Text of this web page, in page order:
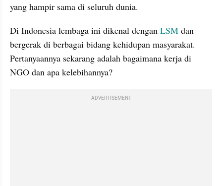
yang hampir sama di seluruh dunia.
Di Indonesia lembaga ini dikenal dengan LSM dan
bergerak di berbagai bidang kehidupan masyarakat.
Pertanyaannya sekarang adalah bagaimana kerja di
NGO dan apa kelebihannya?
ADVERTISEMENT